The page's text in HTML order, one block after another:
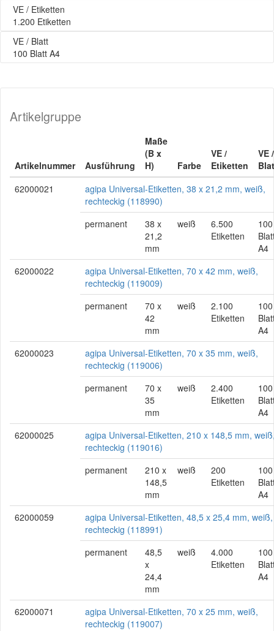
VE / Etiketten
1.200 Etiketten
VE / Blatt
100 Blatt A4
Artikelgruppe
Artikelnummer Ausführung
Maße
(B x
H)
Farbe
VE /
Etiketten
VE /
62000021
agipa Universal-Etiketten, 38 x 21,2 mm, weiß,
rechteckig (118990)
permanent
38 x
21,2
mm
weiß
6.500
Etiketten
100
A4
62000022
agipa Universal-Etiketten, 70 x 42 mm, weiß,
rechteckig (119009)
permanent
70 x
42
mm
weiß
2.100
Etiketten
100
A4
62000023
agipa Universal-Etiketten, 70 x 35 mm, weiß,
rechteckig (119006)
permanent
70 x
35
mm
weiß
2.400
Etiketten
100
A4
62000025
agipa Universal-Etiketten, 210 x 148,5 mm,
rechteckig (119016)
permanent
210 x
148,5
mm
weiß
200
Etiketten
100
A4
62000059
agipa Universal-Etiketten, 48,5 x 25,4 mm, weiß,
rechteckig (118991)
permanent
48,5
x
24,4
mm
weiß
4.000
Etiketten
100
A4
62000071
agipa Universal-Etiketten, 70 x 25 mm, weiß,
rechteckig (119007)